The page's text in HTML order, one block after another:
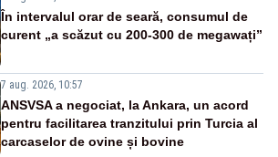
În intervalul orar de seară, consumul de
curent „a scăzut cu 200-300 de megawați”
7 aug. 2026, 10:57
ANSVSA a negociat, la Ankara, un acord
pentru facilitarea tranzitului prin Turcia al
carcaselor de ovine și bovine